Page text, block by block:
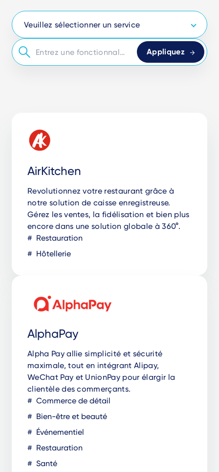
AirKitchen
Revolutionnez votre restaurant grâce à
notre solution de caisse enregistreuse.
Gérez les ventes, la fidélisation et bien plus
encore dans une solution globale à 360°.
Restauration
Hôtellerie
AlphaPay
Alpha Pay allie simplicité et sécurité
maximale, tout en intégrant Alipay,
WeChat Pay et UnionPay pour élargir la
clientèle des commerçants.
Commerce de détail
Bien-être et beauté
Événementiel
Restauration
Santé